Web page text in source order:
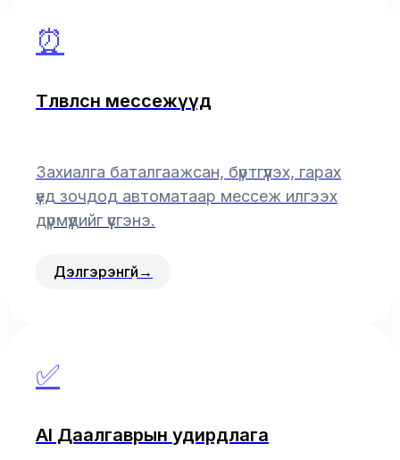
⏰
Төлөвлөсөн мессежүүд
Захиалга баталгаажсан, бүртгүүлэх, гарах
үед зочдод автоматаар мессеж илгээх
дүрмүүдийг үүсгэнэ.
Дэлгэрэнгүй →
✅
AI Даалгаврын удирдлага